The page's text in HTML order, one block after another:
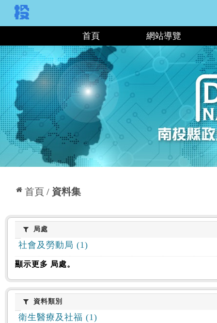
首頁 網站導覽
首頁 資料集
:::
局處局處
社會及勞動局 (1)
顯示更多 局處。
資料類別
資料類別
衛生醫療及社福 (1)